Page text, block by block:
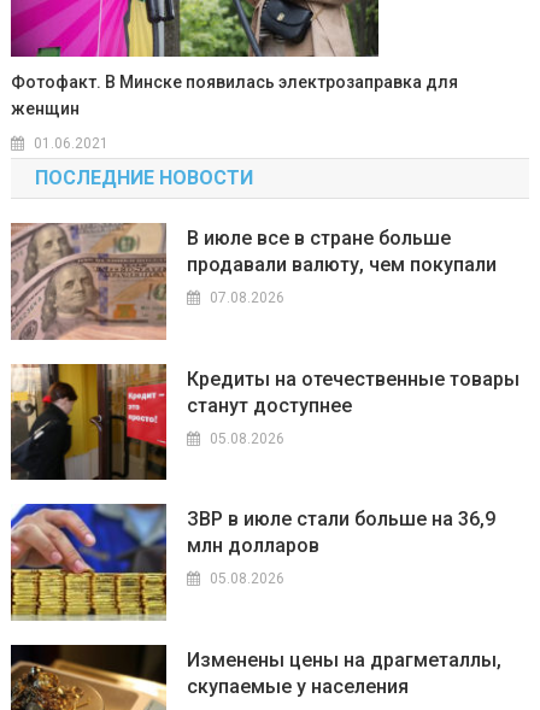
Фотофакт. В Минске появилась электрозаправка для
женщин
01.06.2021
ПОСЛЕДНИЕ НОВОСТИ
В июле все в стране больше
продавали валюту, чем покупали
07.08.2026
Кредиты на отечественные товары
станут доступнее
05.08.2026
ЗВР в июле стали больше на 36,9
млн долларов
05.08.2026
Изменены цены на драгметаллы,
скупаемые у населения